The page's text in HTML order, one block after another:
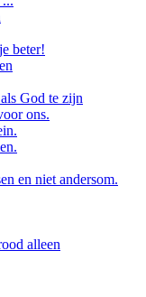
beter!
God te zijn
ons.
en niet andersom.
alleen